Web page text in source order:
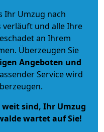
Ihr Umzug nach
und alle Ihre
an Ihrem
Überzeugen Sie
Angeboten und
Service wird
weit sind, Ihr Umzug
wartet auf Sie!